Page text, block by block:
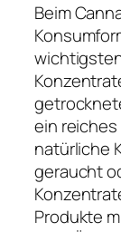
Beim
ein
natürliche
geraucht
Produkte